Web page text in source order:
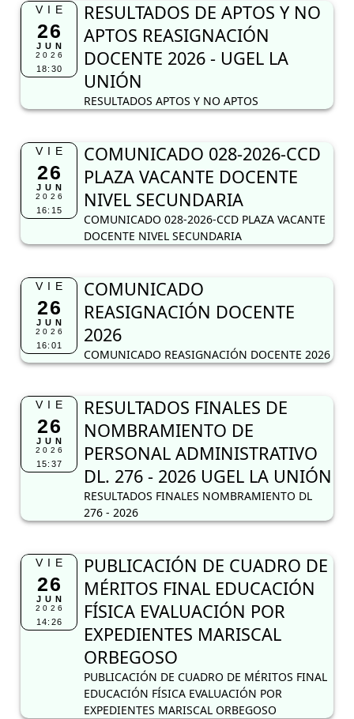
VIE
26
JUN
2026
18:30
RESULTADOS DE APTOS Y NO
APTOS REASIGNACIÓN
DOCENTE 2026 - UGEL LA
UNIÓN
RESULTADOS APTOS Y NO APTOS
VIE
26
JUN
2026
16:15
COMUNICADO 028-2026-CCD
PLAZA VACANTE DOCENTE
NIVEL SECUNDARIA
COMUNICADO 028-2026-CCD PLAZA VACANTE
DOCENTE NIVEL SECUNDARIA
VIE
26
JUN
2026
16:01
COMUNICADO
REASIGNACIÓN DOCENTE
2026
COMUNICADO REASIGNACIÓN DOCENTE 2026
VIE
26
JUN
2026
15:37
RESULTADOS FINALES DE
NOMBRAMIENTO DE
PERSONAL ADMINISTRATIVO
DL. 276 - 2026 UGEL LA UNIÓN
RESULTADOS FINALES NOMBRAMIENTO DL
276 - 2026
VIE
26
JUN
2026
14:26
PUBLICACIÓN DE CUADRO DE
MÉRITOS FINAL EDUCACIÓN
FÍSICA EVALUACIÓN POR
EXPEDIENTES MARISCAL
ORBEGOSO
PUBLICACIÓN DE CUADRO DE MÉRITOS FINAL
EDUCACIÓN FÍSICA EVALUACIÓN POR
EXPEDIENTES MARISCAL ORBEGOSO